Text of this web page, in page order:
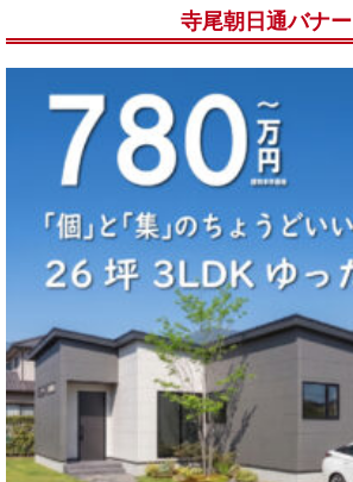
寺尾朝日通バナー